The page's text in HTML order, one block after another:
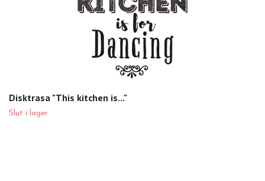
Disktrasa "This kitchen is..."
Slut i lager